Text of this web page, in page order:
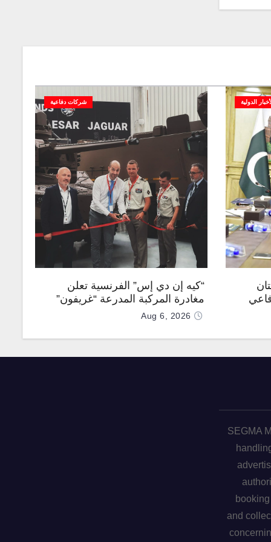
الدولية شركات دفاعية
“كيه إن دي إس” الفرنسية تعلن
مغادرة المركبة المدرعة “غريفون”
رقم 1000 لخط الإنتاجAug 6, 2026
SEGMA
and